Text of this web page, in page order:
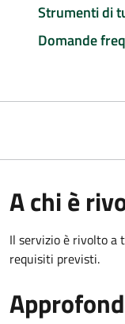
Strumenti di
Domande
A chi è
Il servizio è rivolto a
requisiti previsti.